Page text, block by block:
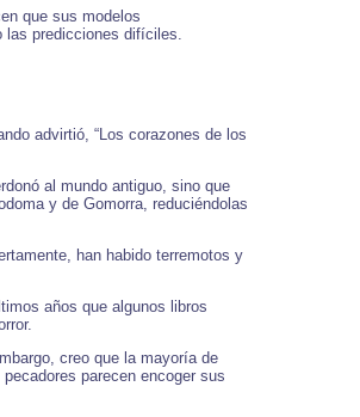
que sus modelos
las predicciones difíciles.
advirtió, “Los corazones de los
al mundo antiguo, sino que
y de Gomorra, reduciéndolas
han habido terremotos y
años que algunos libros
creo que la mayoría de
parecen encoger sus